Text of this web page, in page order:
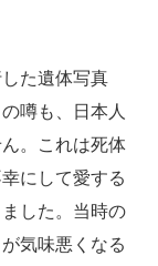
た遺体写真
噂も、日本人
。これは死体
にして愛する
した。当時の
気味悪くなる